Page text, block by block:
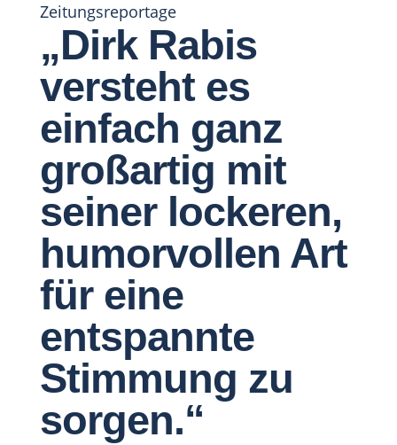
Zeitungsreportage
„Dirk Rabis
versteht es
einfach ganz
großartig mit
seiner lockeren,
humorvollen Art
für eine
entspannte
Stimmung zu
sorgen.“